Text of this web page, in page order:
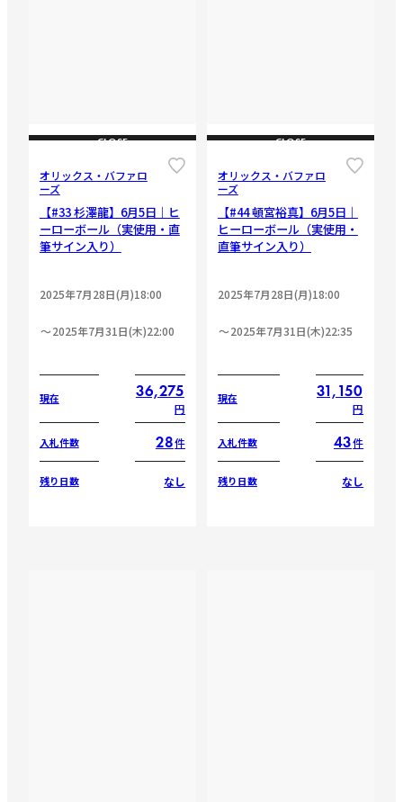
CLOSE
オリックス・バファロ
ーズ
【#33 杉澤龍】6月5日｜ヒ
ーローボール（実使用・直
筆サイン入り）
2025年7月28日(月)18:00
2025年7月31日(木)22:00
現在 36,275
円
入札件数 28件
残り日数 なし
CLOSE
オリックス・バファロ
ーズ
【#44 頓宮裕真】6月5日｜
ヒーローボール（実使用・
直筆サイン入り）
2025年7月28日(月)18:00
2025年7月31日(木)22:35
現在 31,150
円
入札件数 43件
残り日数 なし